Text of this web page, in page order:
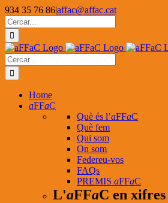
Skip
to
content
934 35 76 86|affac@affac.cat
Facebook
X
YouTube
Cerca
…
Cerca
…
Home
aFFaC
Què és l’aFFaC
Què fem
Qui som
On som
Federeu-vos
FAQs
PREMIS aFFaC
L'aFFaC en xifres